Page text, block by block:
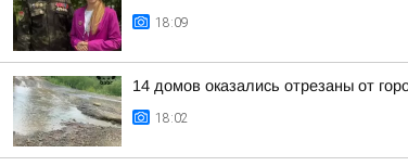
18:09
14 домов оказались отрезаны от
18:02